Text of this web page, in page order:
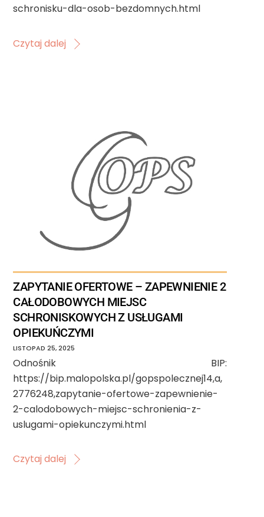
schronisku-dla-osob-bezdomnych.html
Czytaj dalej
ZAPYTANIE OFERTOWE – ZAPEWNIENIE 2
CAŁODOBOWYCH MIEJSC
SCHRONISKOWYCH Z USŁUGAMI
OPIEKUŃCZYMI
LISTOPAD 25,2025
Odnośnik BIP:
https://bip.malopolska.pl/gopspolecznej14,a,
2776248,zapytanie-ofertowe-zapewnienie-
2-calodobowych-miejsc-schronienia-z-
uslugami-opiekunczymi.html
Czytaj dalej